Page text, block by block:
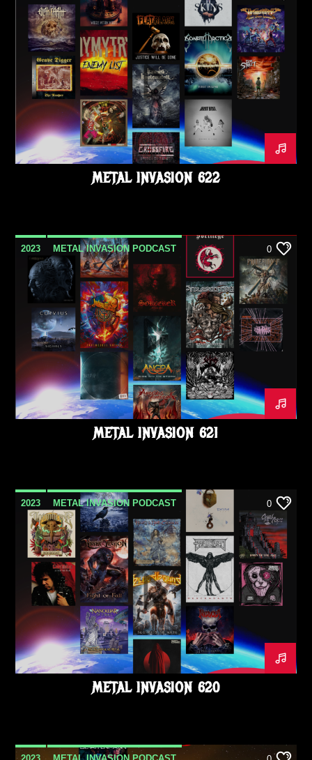
OCTOBRE
METAL INVASION 622
2023 METAL INVASION PODCAST
OCTOBRE
0
METAL INVASION 621
2023 METAL INVASION PODCAST
OCTOBRE
0
METAL INVASION 620